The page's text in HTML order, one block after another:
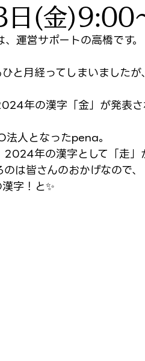
日(金)9:00
運営サポートの高橋です。
と月経ってしまいましたが
年の漢字「金」が発表
人となったpena。
2024年の漢字として「走
のは皆さんのおかげなので
字！と✨